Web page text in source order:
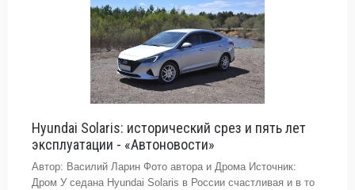
Hyundai Solaris: исторический срез и пять лет
эксплуатации - «Автоновости»
Автор: Василий Ларин Фото автора и Дрома Источник:
Дром У седана Hyundai Solaris в России счастливая и в то